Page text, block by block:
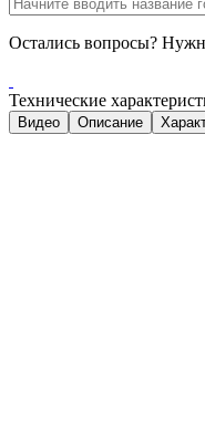
Остались вопросы?
Технические
Видео Описание